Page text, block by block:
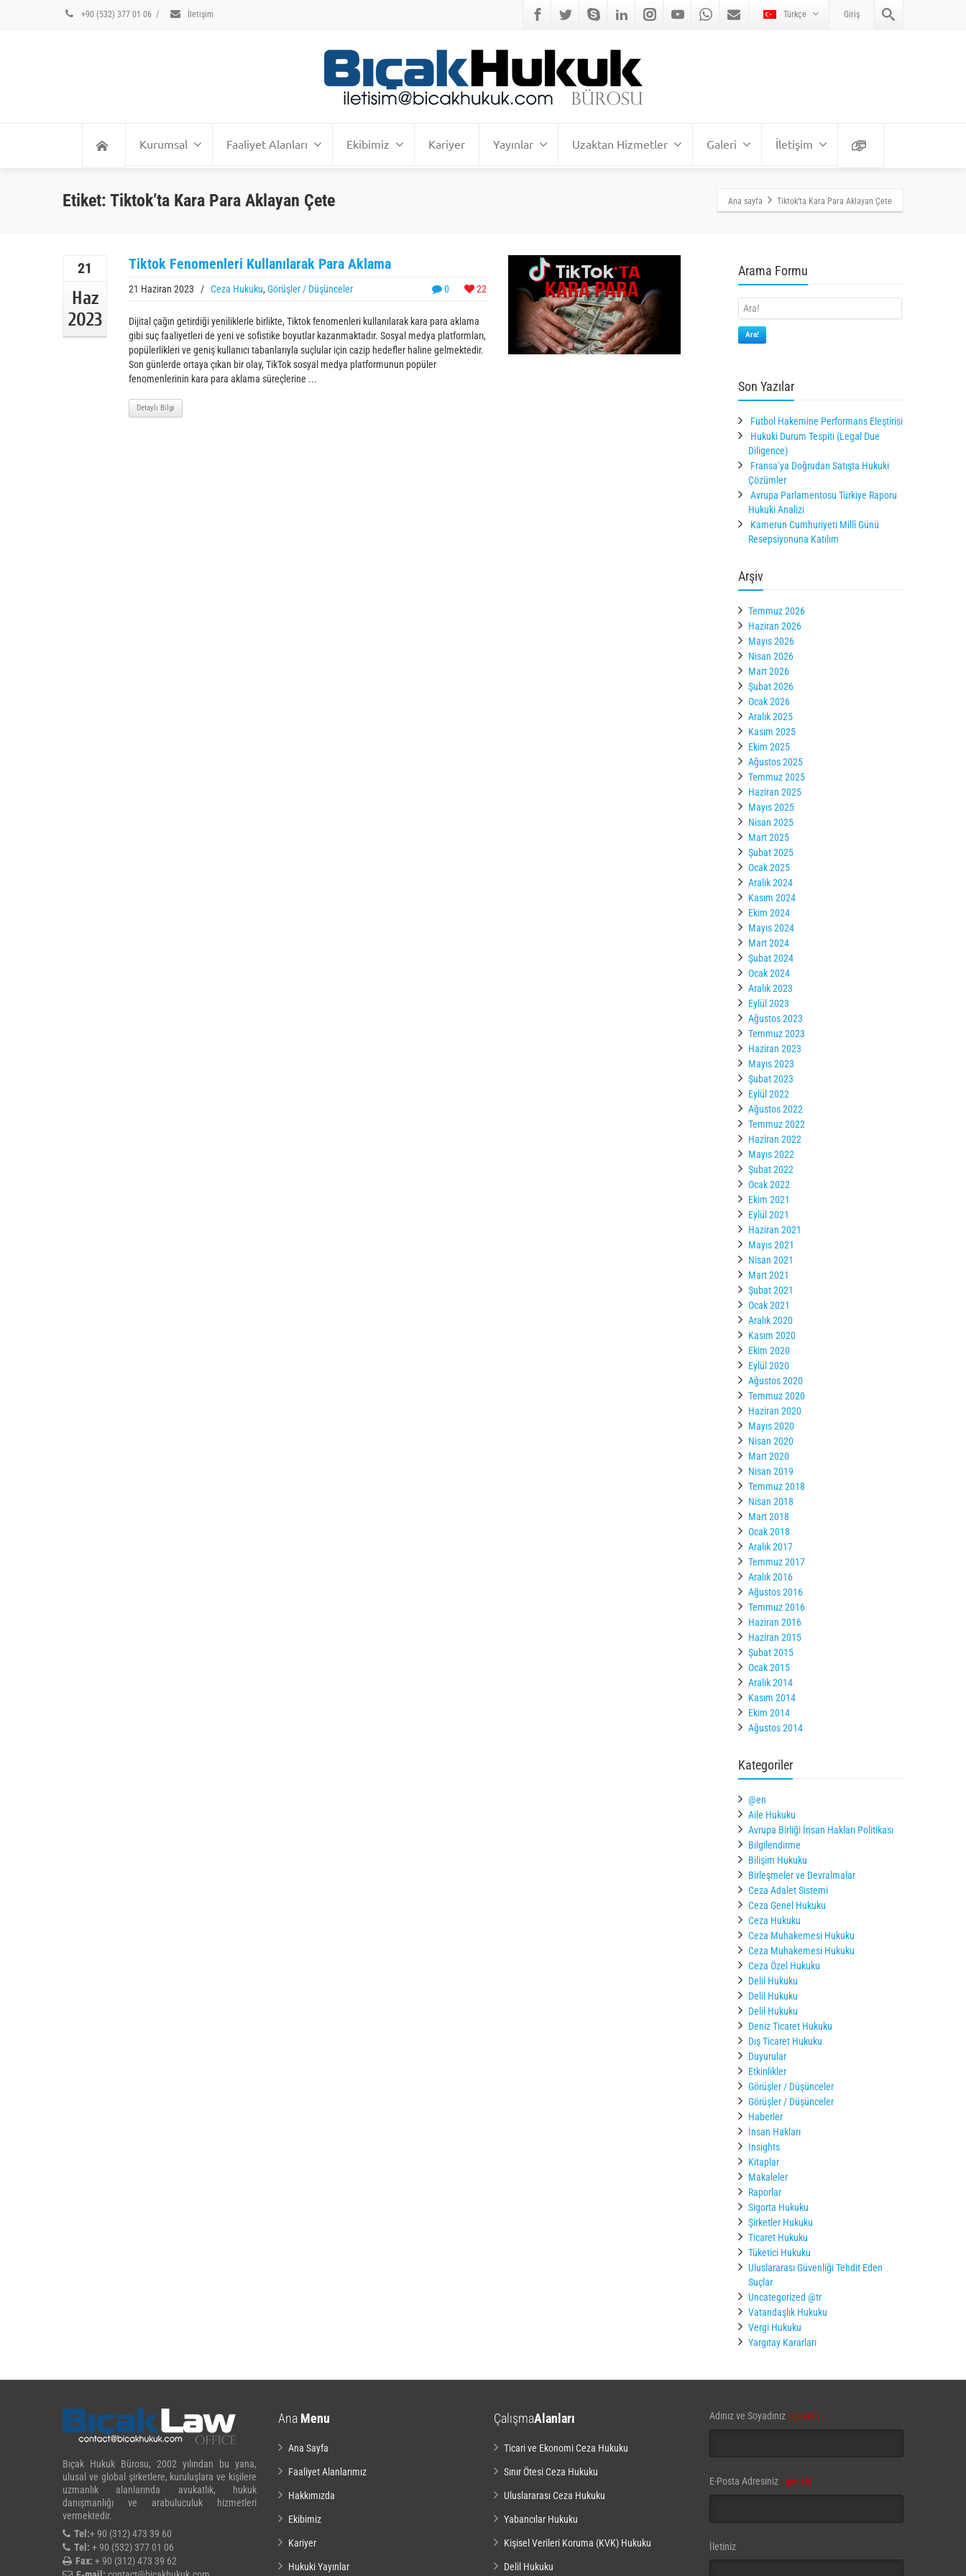
+90 (532) 377 01 06 / İletişim Türkçe Giriş
Kurumsal Faaliyet Alanları Ekibimiz Kariyer Yayınlar Uzaktan Hizmetler Galeri İletişim
Etiket: Tiktok’ta Kara Para Aklayan Çete Ana sayfa Tiktok’ta Kara Para Aklayan Çete
21
Haz
2023
Tiktok Fenomenleri Kullanılarak Para Aklama
0 22
21 Haziran 2023 / Ceza Hukuku, Görüşler / Düşünceler
Dijital çağın getirdiği yeniliklerle birlikte, Tiktok fenomenleri kullanılarak kara para aklama
gibi suç faaliyetleri de yeni ve sofistike boyutlar kazanmaktadır. Sosyal medya platformları,
popülerlikleri ve geniş kullanıcı tabanlarıyla suçlular için cazip hedefler haline gelmektedir.
Son günlerde ortaya çıkan bir olay, TikTok sosyal medya platformunun popüler
fenomenlerinin kara para aklama süreçlerine ...
Detaylı Bilgi
Arama Formu
Ara!
Son Yazılar
Futbol Hakemine Performans Eleştirisi
Hukuki Durum Tespiti (Legal Due
Diligence)
Fransa’ya Doğrudan Satışta Hukuki
Çözümler
Avrupa Parlamentosu Türkiye Raporu
Hukuki Analizi
Kamerun Cumhuriyeti Millî Günü
Resepsiyonuna Katılım
Arşiv
Temmuz 2026
Haziran 2026
Mayıs 2026
Nisan 2026
Mart 2026
Şubat 2026
Ocak 2026
Aralık 2025
Kasım 2025
Ekim 2025
Ağustos 2025
Temmuz 2025
Haziran 2025
Mayıs 2025
Nisan 2025
Mart 2025
Şubat 2025
Ocak 2025
Aralık 2024
Kasım 2024
Ekim 2024
Mayıs 2024
Mart 2024
Şubat 2024
Ocak 2024
Aralık 2023
Eylül 2023
Ağustos 2023
Temmuz 2023
Haziran 2023
Mayıs 2023
Şubat 2023
Eylül 2022
Ağustos 2022
Temmuz 2022
Haziran 2022
Mayıs 2022
Şubat 2022
Ocak 2022
Ekim 2021
Eylül 2021
Haziran 2021
Mayıs 2021
Nisan 2021
Mart 2021
Şubat 2021
Ocak 2021
Aralık 2020
Kasım 2020
Ekim 2020
Eylül 2020
Ağustos 2020
Temmuz 2020
Haziran 2020
Mayıs 2020
Nisan 2020
Mart 2020
Nisan 2019
Temmuz 2018
Nisan 2018
Mart 2018
Ocak 2018
Aralık 2017
Temmuz 2017
Aralık 2016
Ağustos 2016
Temmuz 2016
Haziran 2016
Haziran 2015
Şubat 2015
Ocak 2015
Aralık 2014
Kasım 2014
Ekim 2014
Ağustos 2014
Kategoriler
@en
Aile Hukuku
Avrupa Birliği İnsan Hakları Politikası
Bilgilendirme
Bilişim Hukuku
Birleşmeler ve Devralmalar
Ceza Adalet Sistemi
Ceza Genel Hukuku
Ceza Hukuku
Ceza Muhakemesi Hukuku
Ceza Muhakemesi Hukuku
Ceza Özel Hukuku
Delil Hukuku
Delil Hukuku
Delil Hukuku
Deniz Ticaret Hukuku
Dış Ticaret Hukuku
Duyurular
Etkinlikler
Görüşler / Düşünceler
Görüşler / Düşünceler
Haberler
İnsan Hakları
Insights
Kitaplar
Makaleler
Raporlar
Sigorta Hukuku
Şirketler Hukuku
Ticaret Hukuku
Tüketici Hukuku
Uluslararası Güvenliği Tehdit Eden
Suçlar
Uncategorized @tr
Vatandaşlık Hukuku
Vergi Hukuku
Yargıtay Kararları
Bıçak Hukuk Bürosu, 2002 yılından bu yana,
ulusal ve global şirketlere, kuruluşlara ve kişilere
uzmanlık alanlarında avukatlık, hukuk
danışmanlığı ve arabuluculuk hizmetleri
vermektedir.
Tel:+ 90 (312) 473 39 60
Tel: + 90 (532) 377 01 06
Fax: + 90 (312) 473 39 62
Ana Menu
Ana Sayfa
Faaliyet Alanlarımız
Hakkımızda
Ekibimiz
Kariyer
Hukuki Yayınlar
ÇalışmaAlanları
Ticari ve Ekonomi Ceza Hukuku
Sınır Ötesi Ceza Hukuku
Uluslararası Ceza Hukuku
Yabancılar Hukuku
Kişisel Verileri Koruma (KVK) Hukuku
Delil Hukuku
Adınız ve Soyadınız (gerekli)
Business
Email (gerekli)
E-Posta Adresiniz (gerekli)
İletiniz